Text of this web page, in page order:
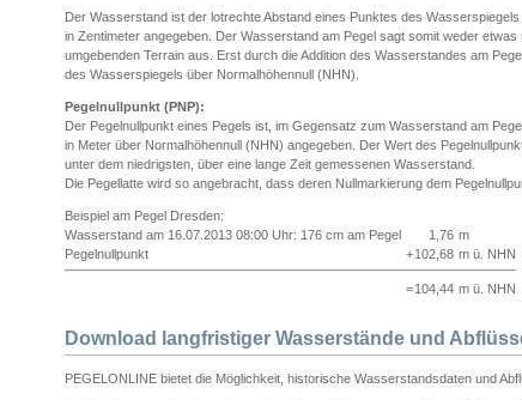
Der Wasserstand ist der lotrechte Abstand eines Punktes des
in Zentimeter angegeben. Der Wasserstand am Pegel sagt somit weder
umgebenden Terrain aus. Erst durch die Addition des Wasserstandes am
des Wasserspiegels über Normalhöhennull (NHN).
Pegelnullpunkt (PNP):
Der Pegelnullpunkt eines Pegels ist, im Gegensatz zum Wasserstand am
in Meter über Normalhöhennull (NHN) angegeben. Der Wert des
unter dem niedrigsten, über eine lange Zeit gemessenen Wasserstand.
Die Pegellatte wird so angebracht, dass deren Nullmarkierung dem
Beispiel am Pegel Dresden:
Wasserstand am 16.07.2013 08:00 Uhr: 176 cm am Pegel
1,76 m
Pegelnullpunkt
+102,68 m ü. NHN
=104,44 m ü. NHN
Download langfristiger Wasserstände und
PEGELONLINE bietet die Möglichkeit, historische Wasserstandsdaten und